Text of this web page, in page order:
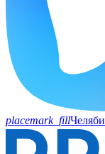
placemark_fill